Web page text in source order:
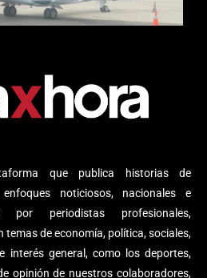
que publica historias de
enfoques noticiosos, nacionales e
por periodistas profesionales,
temas de economía, política, sociales,
interés general, como los deportes,
opinión de nuestros colaboradores,